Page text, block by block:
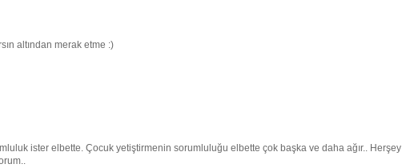
altından merak etme :)
ister elbette. Çocuk yetiştirmenin sorumluluğu elbette çok başka ve daha ağır.. Herşey